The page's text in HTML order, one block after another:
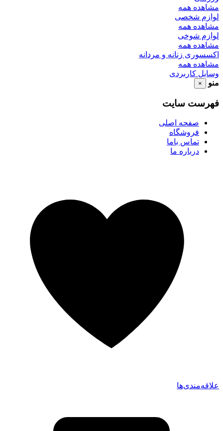
مشاهده همه
لوازم شخصی
مشاهده همه
لوازم شوخی
مشاهده همه
اکسسوری زنانه و مردانه
مشاهده همه
وسایل کاربردی
منو
×
فهرست سایت
صفحه اصلی
فروشگاه
تماس باما
درباره ما
علاقه‌مندی‌ها